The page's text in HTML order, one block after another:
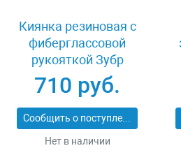
Киянка резиновая с
фиберглассовой
рукояткой Зубр
ПРОФИ 20531-
450_z02
710 руб.
Сообщить о поступлении
Нет в наличии